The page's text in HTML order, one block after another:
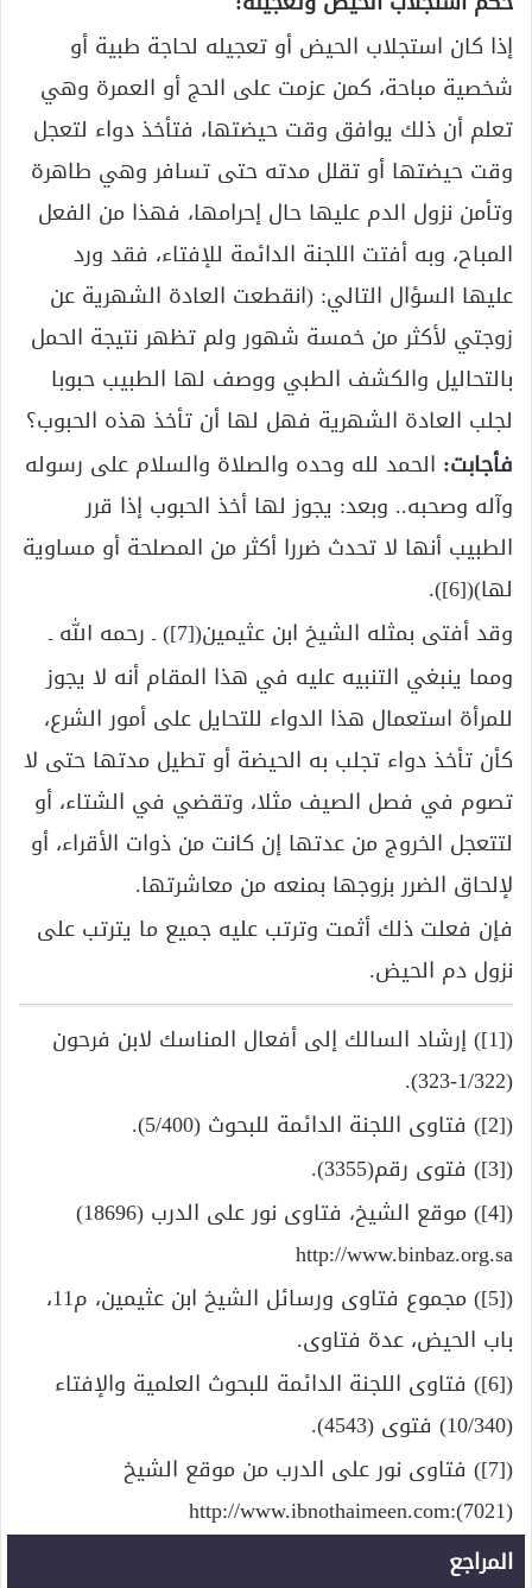
إذا كان استجلاب الحيض أو تعجيله لحاجة طبية أو
شخصية مباحة، كمن عزمت على الحج أو العمرة وهي
تعلم أن ذلك يوافق وقت حيضتها، فتأخذ دواء لتعجل
وقت حيضتها أو تقلل مدته حتى تسافر وهي طاهرة
وتأمن نزول الدم عليها حال إحرامها، فهذا من الفعل
المباح، وبه أفتت اللجنة الدائمة للإفتاء، فقد ورد
عليها السؤال التالي: (انقطعت العادة الشهرية عن
زوجتي لأكثر من خمسة شهور ولم تظهر نتيجة الحمل
بالتحاليل والكشف الطبي ووصف لها الطبيب حبوبا
لجلب العادة الشهرية فهل لها أن تأخذ هذه الحبوب؟
فأجابت: الحمد لله وحده والصلاة والسلام على رسوله
وآله وصحبه.. وبعد: يجوز لها أخذ الحبوب إذا قرر
الطبيب أنها لا تحدث ضررا أكثر من المصلحة أو مساوية
لها)([6]
).
وقد أفتى بمثله الشيخ ابن عثيمين([7] ) ـ رحمه الله ـ
ومما ينبغي التنبيه عليه في هذا المقام أنه لا يجوز
للمرأة استعمال هذا الدواء للتحايل على أمور الشرع،
كأن تأخذ دواء تجلب به الحيضة أو تطيل مدتها حتى لا
تصوم في فصل الصيف مثلا، وتقضي في الشتاء، أو
لتتعجل الخروج من عدتها إن كانت من ذوات الأقراء، أو
لإلحاق الضرر بزوجها بمنعه من معاشرتها.
فإن فعلت ذلك أثمت وترتب عليه جميع ما يترتب على
نزول دم الحيض.
([1]) إرشاد السالك إلى أفعال المناسك لابن فرحون
(1/322-323).
([2]) فتاوى اللجنة الدائمة للبحوث (5/400).
([3]) فتوى رقم(3355).
([4]) موقع الشيخ، فتاوى نور على الدرب (18696)
http://www.binbaz.org.sa
([5]) مجموع فتاوى ورسائل الشيخ ابن عثيمين، م11،
باب الحيض، عدة فتاوى.
([6]) فتاوى اللجنة الدائمة للبحوث العلمية والإفتاء
(10/340) فتوى (4543).
([7]) فتاوى نور على الدرب من موقع الشيخ
(7021):http://www.ibnothaimeen.com
المراجع